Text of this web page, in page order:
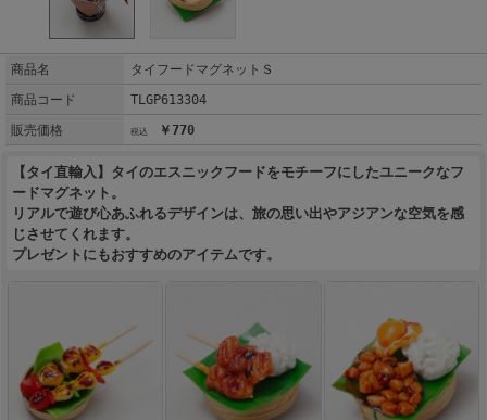
商品名
タイフードマグネットＳ
商品コード
TLGP613304
販売価格
￥770
【タイ直輸入】タイのエスニックフードをモチーフにしたユニークなフ
ードマグネット。
リアルで遊び心あふれるデザインは、旅の思い出やアジアンな空気を感
じさせてくれます。
プレゼントにもおすすめのアイテムです。